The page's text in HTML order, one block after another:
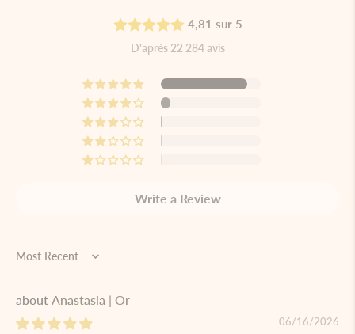
4,81 sur 5
D'après 22 284 avis
Write a Review
Sort by
Anastasia | Or
06/16/2026